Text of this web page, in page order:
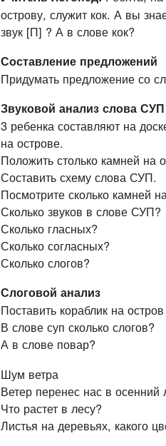
острову, служит кок. А вы
звук [П] ? А в слове кок?
Составление предложений
Придумать предложение со
Звуковой анализ слова СУП
3 ребенка составляют на
на острове.
Положить столько камней на
Составить схему слова СУП.
Посмотрите сколько камней
Сколько звуков в слове СУП?
Сколько гласных?
Сколько согласных?
Сколько слогов?
Слоговой анализ
Поставить кораблик на
В слове суп сколько слогов?
А в слове повар?
Шум ветра
Ветер перенес нас в осенний
Что растет в лесу?
Листья на деревьях, какого